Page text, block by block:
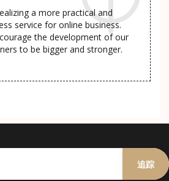
a more practical and
service for online business.
the development of our
to be bigger and stronger.
追踪